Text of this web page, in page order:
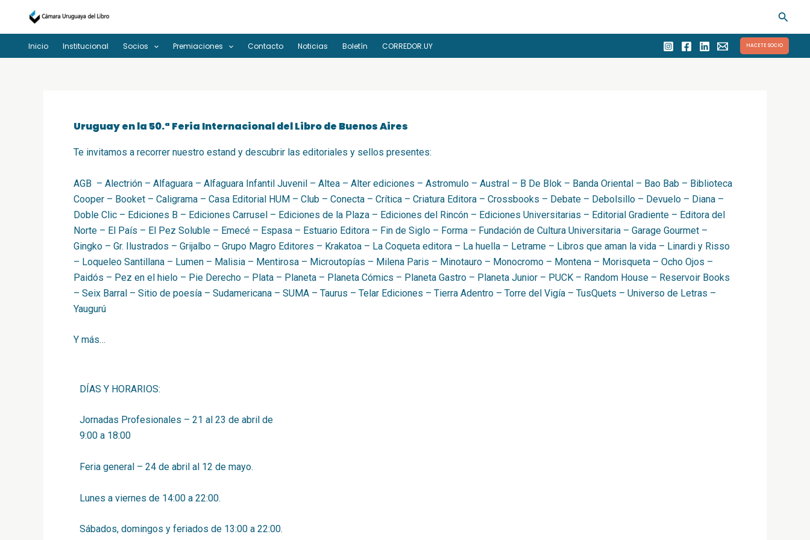
Inicio Institucional Socios Premiaciones Contacto Noticias Boletín CORREDOR.UY HACETE SOCIO
Uruguay en la 50.ª Feria Internacional del Libro de Buenos Aires
Te invitamos a recorrer nuestro estand y descubrir las editoriales y sellos presentes:
AGB – Alectrión – Alfaguara – Alfaguara Infantil Juvenil – Altea – Alter ediciones – Astromulo – Austral – B De Blok – Banda Oriental – Bao Bab – Biblioteca
Cooper – Booket – Caligrama – Casa Editorial HUM – Club – Conecta – Crítica – Criatura Editora – Crossbooks – Debate – Debolsillo – Devuelo – Diana –
Doble Clic – Ediciones B – Ediciones Carrusel – Ediciones de la Plaza – Ediciones del Rincón – Ediciones Universitarias – Editorial Gradiente – Editora del
Norte – El País – El Pez Soluble – Emecé – Espasa – Estuario Editora – Fin de Siglo – Forma – Fundación de Cultura Universitaria – Garage Gourmet –
Gingko – Gr. Ilustrados – Grijalbo – Grupo Magro Editores – Krakatoa – La Coqueta editora – La huella – Letrame – Libros que aman la vida – Linardi y Risso
– Loqueleo Santillana – Lumen – Malisia – Mentirosa – Microutopías – Milena Paris – Minotauro – Monocromo – Montena – Morisqueta – Ocho Ojos –
Paidós – Pez en el hielo – Pie Derecho – Plata – Planeta – Planeta Cómics – Planeta Gastro – Planeta Junior – PUCK – Random House – Reservoir Books
– Seix Barral – Sitio de poesía – Sudamericana – SUMA – Taurus – Telar Ediciones – Tierra Adentro – Torre del Vigía – TusQuets – Universo de Letras –
Yaugurú
Y más…
DÍAS Y HORARIOS:
Jornadas Profesionales – 21 al 23 de abril de
9:00 a 18:00
Feria general – 24 de abril al 12 de mayo.
Lunes a viernes de 14:00 a 22:00.
Sábados, domingos y feriados de 13:00 a 22:00.